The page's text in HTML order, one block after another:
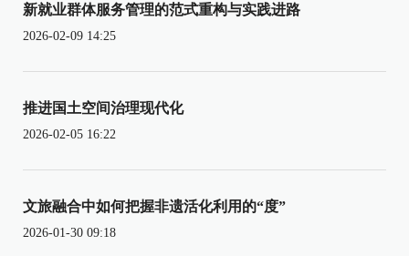
新就业群体服务管理的范式重构与实践进路
2026-02-09 14:25
推进国土空间治理现代化
2026-02-05 16:22
文旅融合中如何把握非遗活化利用的“度”
2026-01-30 09:18